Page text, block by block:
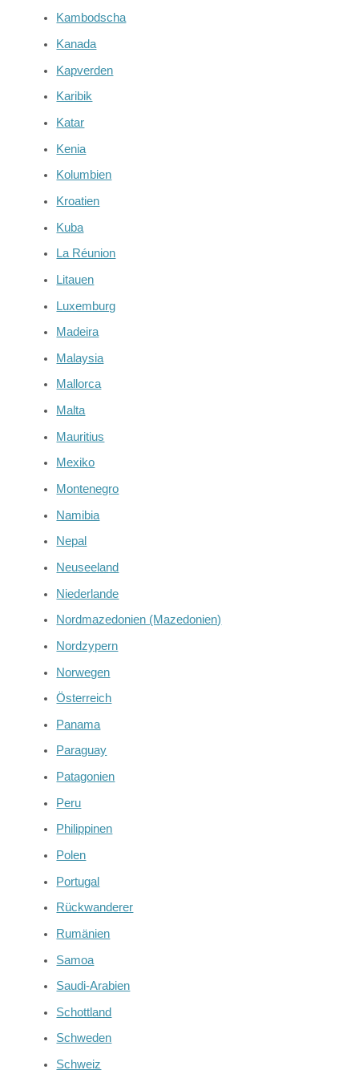
Kambodscha
Kanada
Kapverden
Karibik
Katar
Kenia
Kolumbien
Kroatien
Kuba
La Réunion
Litauen
Luxemburg
Madeira
Malaysia
Mallorca
Malta
Mauritius
Mexiko
Montenegro
Namibia
Nepal
Neuseeland
Niederlande
Nordmazedonien (Mazedonien)
Nordzypern
Norwegen
Österreich
Panama
Paraguay
Patagonien
Peru
Philippinen
Polen
Portugal
Rückwanderer
Rumänien
Samoa
Saudi-Arabien
Schottland
Schweden
Schweiz